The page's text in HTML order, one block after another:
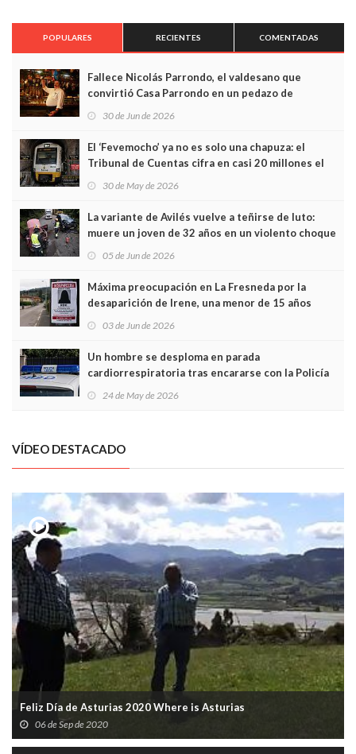
POPULARES RECIENTES COMENTADAS
Fallece Nicolás Parrondo, el valdesano que
convirtió Casa Parrondo en un pedazo de
30 de Jun de 2026
El ‘Fevemocho’ ya no es solo una chapuza: el
Tribunal de Cuentas cifra en casi 20 millones el
30 de May de 2026
La variante de Avilés vuelve a teñirse de luto:
muere un joven de 32 años en un violento choque
05 de Jun de 2026
Máxima preocupación en La Fresneda por la
desaparición de Irene, una menor de 15 años
03 de Jun de 2026
Un hombre se desploma en parada
cardiorrespiratoria tras encararse con la Policía
24 de May de 2026
VÍDEO DESTACADO
Feliz Día de Asturias 2020 Where is Asturias
06 de Sep de 2020